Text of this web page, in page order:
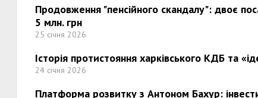
Продовження "пенсійного скандалу": двоє
5 млн. грн
25 січня 2026
Історія протистояння харківського КДБ та
24 січня 2026
Платформа розвитку з Антоном Бахур: